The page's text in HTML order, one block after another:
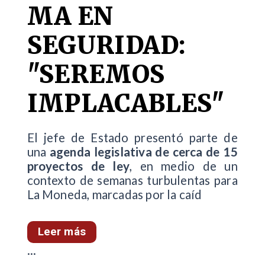
MA EN
SEGURIDAD:
"SEREMOS
IMPLACABLES"
El jefe de Estado presentó parte de
una agenda legislativa de cerca de 15
proyectos de ley, en medio de un
contexto de semanas turbulentas para
La Moneda, marcadas por la caíd
Leer más
...